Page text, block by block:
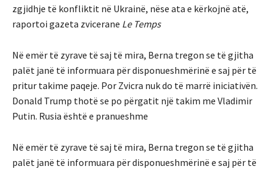
zgjidhje të konfliktit në Ukrainë, nëse ata e kërkojnë atë,
raportoi gazeta zvicerane Le Temps
Në emër të zyrave të saj të mira, Berna tregon se të gjitha
palët janë të informuara për disponueshmërinë e saj për të
pritur takime paqeje. Por Zvicra nuk do të marrë iniciativën.
Donald Trump thotë se po përgatit një takim me Vladimir
Putin. Rusia është e pranueshme
Në emër të zyrave të saj të mira, Berna tregon se të gjitha
palët janë të informuara për disponueshmërinë e saj për të